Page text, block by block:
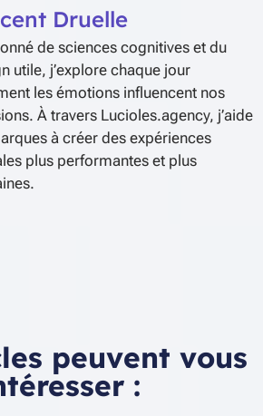
Druelle
de sciences cognitives et du
utile, j’explore chaque jour
les émotions influencent nos
À travers Lucioles.agency, j’aide
à créer des expériences
plus performantes et plus
peuvent vous
: